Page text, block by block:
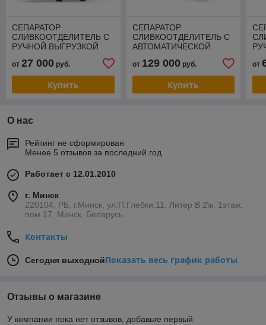
СЕПАРАТОР
СЛИВКООТДЕЛИТЕЛЬ С
РУЧНОЙ ВЫГРУЗКОЙ
от 27 000 руб.
Купить
СЕПАРАТОР
СЛИВКООТДЕЛИТЕЛЬ С
АВТОМАТИЧЕСКОЙ
ОСЦП-3Н
от 129 000руб.
Купить
от
О нас
Рейтинг не сформирован
Менее 5 отзывов за последний год
Работает с 12.01.2010
г. Минск
220104, РБ, г.Минск, ул.П.Глебки,11, Литер В 2\к, 1этаж,
пом.17, Минск, Беларусь
Контакты
Сегодня выходнойПоказать весь график работы
Отзывы о магазине
У компании пока нет отзывов, добавьте первый